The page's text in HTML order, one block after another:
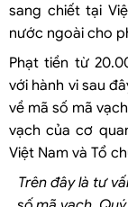
sang chiết tại
nước ngoài cho
Phạt tiền từ
với hành vi sau
về mã số mã
vạch của cơ
Việt Nam và Tổ
Trên đây là tư